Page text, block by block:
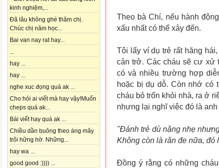
kinh nghiệm,...
Đã lâu không ghé thăm chị.
Chúc chị năm học...
Bai van nay rat hay...
...
hay ...
hay ...
nghe xuc đọng quá ak ...
Cho hỏi ai viết mà hay vậy!Muốn
cheps quá ak...
Bài viết hay quá ak ...
Chiều dần buông theo áng mây
trôi hững hờ. Những...
hay wa ...
good good :)))) ...
Theo bà Chí, nếu hành
xấu nhất có thể xảy đến.
Tôi lấy ví dụ trẻ rất hăng
cản trở. Các cháu sẽ cư xử
có và nhiều trường hợp
hoặc bị dụ dỗ. Còn nhớ có
cháu bỏ trốn khỏi nhà, ra ở
nhưng lại nghĩ việc đó là anh
"Đánh trẻ dù nặng nhẹ
Không còn là răn đe nữa, đó
Đồng ý rằng có những